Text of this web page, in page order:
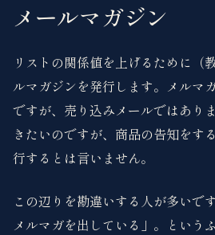
メールマガジン
リストの関係値を上げるために（
ルマガジンを発行します。メルマ
ですが、売り込みメールではあり
きたいのですが、商品の告知をす
行するとは言いません。
この辺りを勘違いする人が多いで
メルマガを出している」。というふ